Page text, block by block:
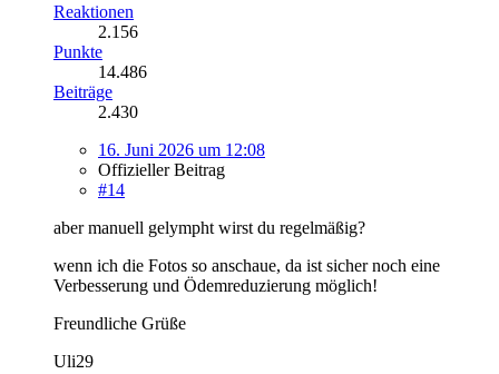
Reaktionen
2.156
Punkte
14.486
Beiträge
2.430
16. Juni 2026 um 12:08
Offizieller Beitrag
#14
aber manuell gelympht wirst du regelmäßig?
wenn ich die Fotos so anschaue, da ist sicher noch eine
Verbesserung und Ödemreduzierung möglich!
Freundliche Grüße
Uli29